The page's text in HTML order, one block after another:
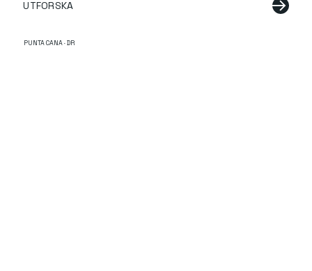
UTFORSKA
PUNTA CANA · DR